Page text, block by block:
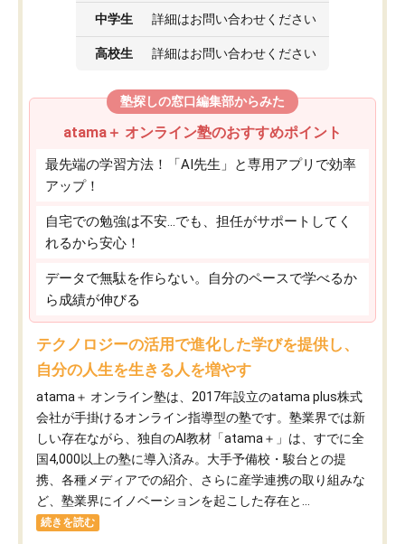
中学生 詳細はお問い合わせください
高校生 詳細はお問い合わせください
塾探しの窓口編集部からみた
atama＋ オンライン塾のおすすめポイント
最先端の学習方法！「AI先生」と専用アプリで効率
アップ！
自宅での勉強は不安…でも、担任がサポートしてく
れるから安心！
データで無駄を作らない。自分のペースで学べるか
ら成績が伸びる
テクノロジーの活用で進化した学びを提供し、
自分の人生を生きる人を増やす
atama＋ オンライン塾は、2017年設立のatama plus株式
会社が手掛けるオンライン指導型の塾です。塾業界では新
しい存在ながら、独自のAI教材「atama＋」は、すでに全
国4,000以上の塾に導入済み。大手予備校・駿台との提
携、各種メディアでの紹介、さらに産学連携の取り組みな
ど、塾業界にイノベーションを起こした存在と...
続きを読む